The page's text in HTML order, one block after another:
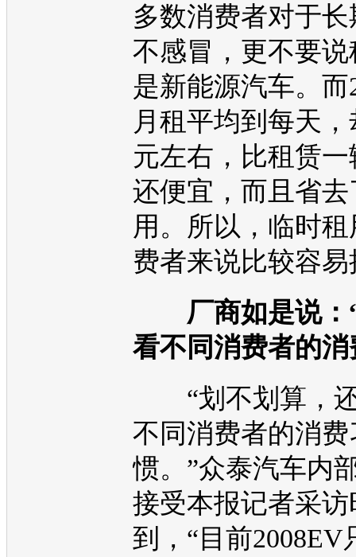
多数消费者对于
不感冒，更不要
是新能源汽车。而
月租平均到每天
元左右，比租赁一
还便宜，而且省
用。所以，临时
费者来说比较容
厂商如是说：
看不同消费者的消
“划不划算，
不同消费者的消费
惯。”众泰汽车内
接受本报记者采
到，“目前2008EV